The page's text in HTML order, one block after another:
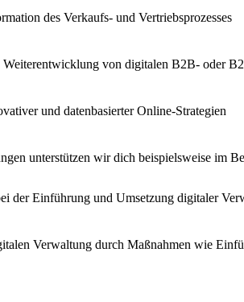
des Verkaufs- und Vertriebsprozesses
von digitalen B2B- oder
und datenbasierter Online-Strategien
unterstützen wir dich beispielsweise im
der Einführung und Umsetzung digitaler
Verwaltung durch Maßnahmen wie